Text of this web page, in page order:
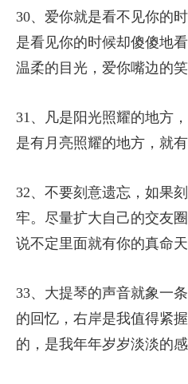
30、爱你就是看不见你的
是看见你的时候却傻傻地
温柔的目光，爱你嘴边的笑
31、凡是阳光照耀的地方
是有月亮照耀的地方，就
32、不要刻意遗忘，如果
牢。尽量扩大自己的交友
说不定里面就有你的真命天
33、大提琴的声音就象一
的回忆，右岸是我值得紧
的，是我年年岁岁淡淡的感